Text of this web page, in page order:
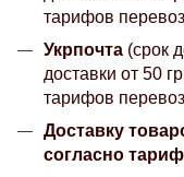
тарифов
Укрпочта (срок
доставки от 50
тарифов
Доставку
согласно